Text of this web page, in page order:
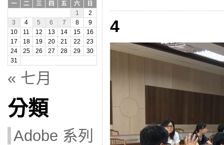
一
二 三 四 五 六
日
1
2
3
4 5 6 7 8
9
10
11 12 13 14 15
16
17
18 19 20 21 22
23
24
25 26 27 28 29
30
31
« 七月
分類
Adobe 系列
4